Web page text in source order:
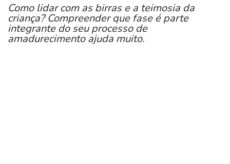
Como lidar com as birras e a teimosia da
criança? Compreender que fase é parte
integrante do seu processo de
amadurecimento ajuda muito.